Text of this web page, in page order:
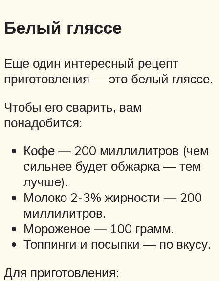
Белый гляссе
Еще один интересный рецепт
приготовления — это белый гляссе.
Чтобы его сварить, вам
понадобится:
Кофе — 200 миллилитров (чем
сильнее будет обжарка — тем
лучше).
Молоко 2-3% жирности — 200
миллилитров.
Мороженое — 100 грамм.
Топпинги и посыпки — по вкусу.
Для приготовления: